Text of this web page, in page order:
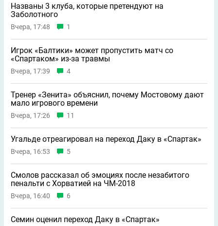
Названы 3 клуба, которые претендуют на
Заболотного
Вчера, 17:48 1
Игрок «Балтики» может пропустить матч со
«Спартаком» из-за травмы
Вчера, 17:39 4
Тренер «Зенита» объяснил, почему Мостовому дают
мало игрового времени
Вчера, 17:26 11
Угальде отреагировал на переход Даку в «Спартак»
Вчера, 16:53 5
Смолов рассказал об эмоциях после незабитого
пенальти с Хорватией на ЧМ-2018
Вчера, 16:40 6
Семин оценил переход Даку в «Спартак»